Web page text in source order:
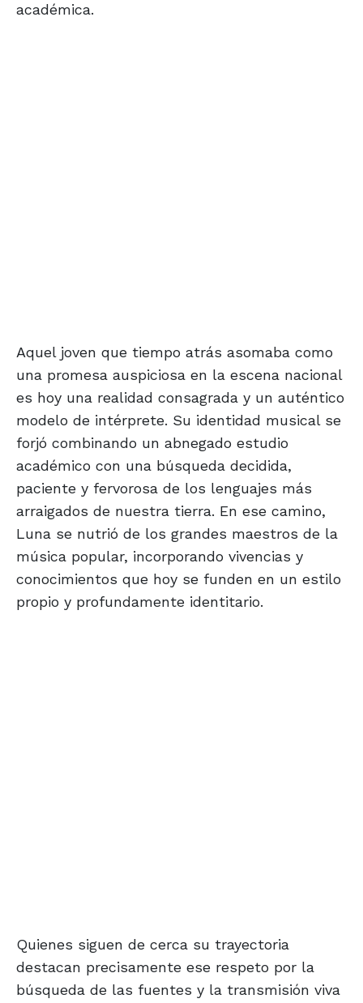
académica.
Aquel joven que tiempo atrás asomaba como
una promesa auspiciosa en la escena nacional
es hoy una realidad consagrada y un auténtico
modelo de intérprete. Su identidad musical se
forjó combinando un abnegado estudio
académico con una búsqueda decidida,
paciente y fervorosa de los lenguajes más
arraigados de nuestra tierra. En ese camino,
Luna se nutrió de los grandes maestros de la
música popular, incorporando vivencias y
conocimientos que hoy se funden en un estilo
propio y profundamente identitario.
Quienes siguen de cerca su trayectoria
destacan precisamente ese respeto por la
búsqueda de las fuentes y la transmisión viva